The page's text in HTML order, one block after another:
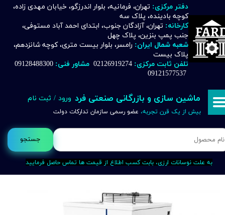
جستجو
دفتر مرکزی: تهران، فرمانیه، بلوار اندرزگو، خیابان مهدی زاده،
کوچه بادینده، پلاک سه
کارخانه: تهران، آزادگان جنوب، ابتدای احمد آباد مستوفی،
جنب پمپ بنزین، پلاک چهل
شعبه شمال ایران: رامسر، بلوار بیست متری، کوچه شانزدهم،
پلاک بیست
تلفن ثابت مرکزی: 02126919274 مشاور فنی:
09121577537
ماشین سازی و بازرگانی صنعتی فرد
بیش از یک قرن تجربه، عضو رسمی سازمان تدارکات دولت
ورود / ثبت نام
حساب کاربری من
تغییر گذر واژه
خروج از حساب کاربری
به علت نوسانات ارزی، بابت کسب اطلاع از قیمت ها تماس حاصل فرمایید